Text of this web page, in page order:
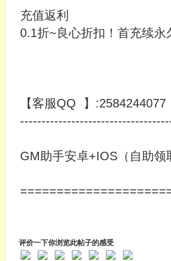
充值返利
0.1折~良心折扣！首充续永
【客服QQ 】
GM助手安卓+IOS（自助领
评价一下你浏览此帖子的感受